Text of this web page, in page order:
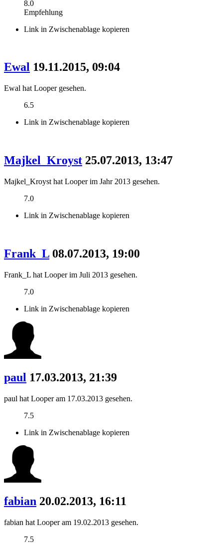
8.0
Empfehlung
Link in Zwischenablage kopieren
Ewal 19.11.2015, 09:04
Ewal hat Looper gesehen.
6.5
Link in Zwischenablage kopieren
Majkel_Kroyst 25.07.2013, 13:47
Majkel_Kroyst hat Looper im Jahr 2013 gesehen.
7.0
Link in Zwischenablage kopieren
Frank_L 08.07.2013, 19:00
Frank_L hat Looper im Juli 2013 gesehen.
7.0
Link in Zwischenablage kopieren
paul 17.03.2013, 21:39
paul hat Looper am 17.03.2013 gesehen.
7.5
Link in Zwischenablage kopieren
fabian 20.02.2013, 16:11
fabian hat Looper am 19.02.2013 gesehen.
7.5